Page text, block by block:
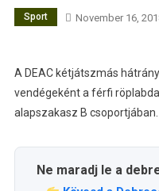
Sport November 16,
A DEAC kétjátszmás
vendégeként a férfi
alapszakasz B csoportjában.
Ne maradj le a